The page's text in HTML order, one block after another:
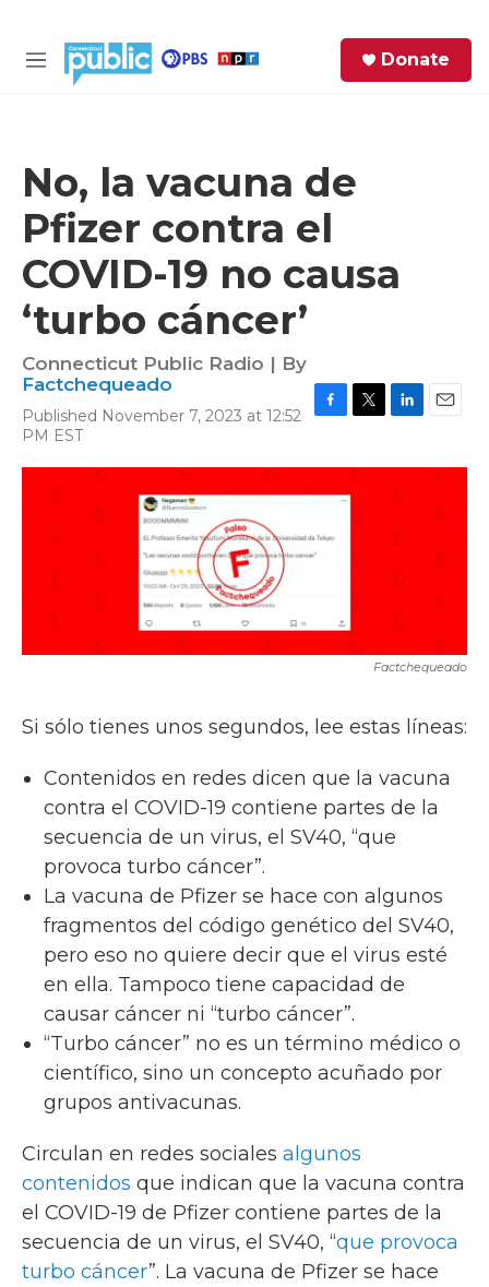
M
Donate
No, la vacuna de
Pfizer contra el
COVID-19 no causa
‘turbo cáncer’
Connecticut Public Radio | By
Factchequeado
Published November 7, 2023 at 12:52
PM EST
c
b
o
k
i
e
n
e
I
a
Factchequeado
Si sólo tienes unos segundos, lee estas líneas:
Contenidos en redes dicen que la vacuna
contra el COVID-19 contiene partes de la
secuencia de un virus, el SV40, “que
provoca turbo cáncer”.
La vacuna de Pfizer se hace con algunos
fragmentos del código genético del SV40,
pero eso no quiere decir que el virus esté
en ella. Tampoco tiene capacidad de
causar cáncer ni “turbo cáncer”.
“Turbo cáncer” no es un término médico o
científico, sino un concepto acuñado por
grupos antivacunas.
Circulan en redes sociales algunos
contenidos que indican que la vacuna contra
el COVID-19 de Pfizer contiene partes de la
secuencia de un virus, el SV40, “que provoca
turbo cáncer”. La vacuna de Pfizer se hace